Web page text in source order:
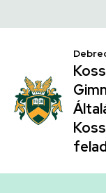
|
Kossuth
Lajos
Gyakorló
Általános
a